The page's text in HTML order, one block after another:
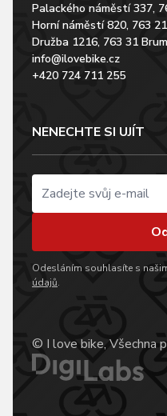
Palackého náměstí 337,
Horní náměstí 820, 763
Družba 1216, 763 31
info@ilovebike.cz
+420 724 711 255
NENECHTE SI UJÍT
Odesláním souhlasíte s
údajů.
© I love bike, Všechna